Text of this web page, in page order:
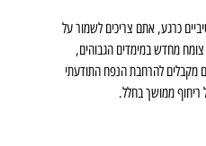
כרגע, אתם צריכים לשמור על
מחדש במימדים הגבוהים,
מקבלים להרחבת הנפח התודעתי
ממושך בחלל.